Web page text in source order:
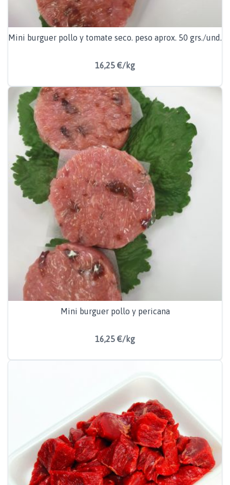
Mini burguer pollo y tomate seco. peso aprox. 50 grs./und.
16,25 €/kg
Mini burguer pollo y pericana
16,25 €/kg